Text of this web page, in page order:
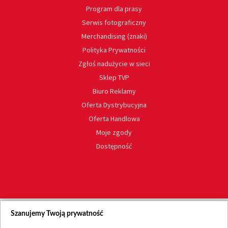
Program dla prasy
Serwis fotograficzny
Merchandising (znaki)
Polityka Prywatności
Zgłoś nadużycie w sieci
Sklep TVP
Biuro Reklamy
Oferta Dystrybucyjna
Oferta Handlowa
Moje zgody
Dostępność
Szanujemy Twoją prywatność